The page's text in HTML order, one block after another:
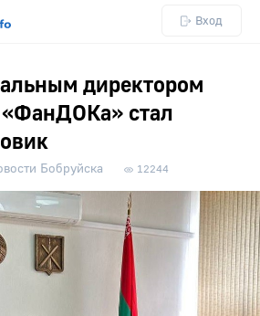
Вход
директором
«ФанДОКа» стал
Бобруйска 12244